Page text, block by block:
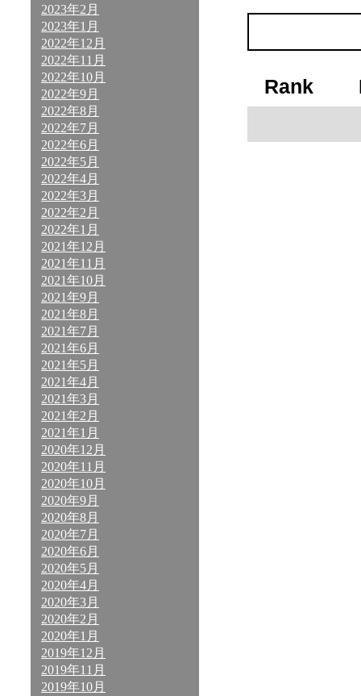
2023年2月
2023年1月
2022年12月
2022年11月
2022年10月
2022年9月
2022年8月
2022年7月
2022年6月
2022年5月
2022年4月
2022年3月
2022年2月
2022年1月
2021年12月
2021年11月
2021年10月
2021年9月
2021年8月
2021年7月
2021年6月
2021年5月
2021年4月
2021年3月
2021年2月
2021年1月
2020年12月
2020年11月
2020年10月
2020年9月
2020年8月
2020年7月
2020年6月
2020年5月
2020年4月
2020年3月
2020年2月
2020年1月
2019年12月
2019年11月
2019年10月
Rank